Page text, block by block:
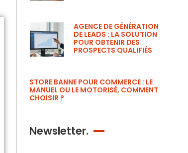
AGENCE DE GÉNÉRATION
DE LEADS : LA SOLUTION
POUR OBTENIR DES
PROSPECTS QUALIFIÉS
STORE BANNE POUR COMMERCE : LE
MANUEL OU LE MOTORISÉ, COMMENT
CHOISIR ?
Newsletter.